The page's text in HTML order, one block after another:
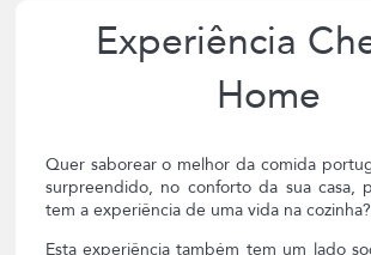
Experiência
Home
Quer saborear o melhor da comida
surpreendido, no conforto da sua casa,
tem a experiência de uma vida na cozinha?
Esta experiência também tem um lado